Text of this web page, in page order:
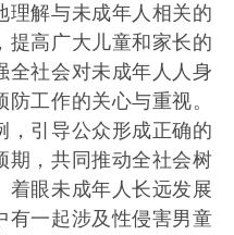
理解与未成年人相关的
提高广大儿童和家长的
全社会对未成年人人身
工作的关心与重视。
，引导公众形成正确的
期，共同推动全社会树
着眼未成年人长远发展
有一起涉及性侵害男童